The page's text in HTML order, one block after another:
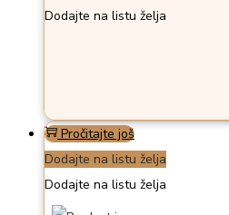
Dodajte na listu želja
Pročitajte još
Dodajte na listu želja
Dodajte na listu želja